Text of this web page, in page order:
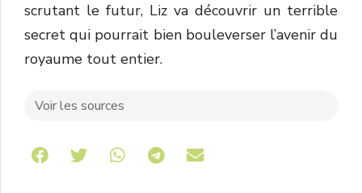
scrutant le futur, Liz va découvrir un terrible
secret qui pourrait bien bouleverser l’avenir du
royaume tout entier.
Voir les sources
Share on Telegram